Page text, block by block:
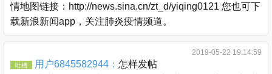
情地图链接：http://news.sina.cn/zt_d/yiqing0121 您也可下
载新浪新闻app，关注肺炎疫情频道。
2019-05-22 19:14:59
吐槽 用户6845582944： 怎样发帖